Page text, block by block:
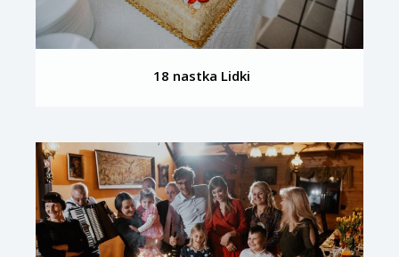
18 nastka Lidki